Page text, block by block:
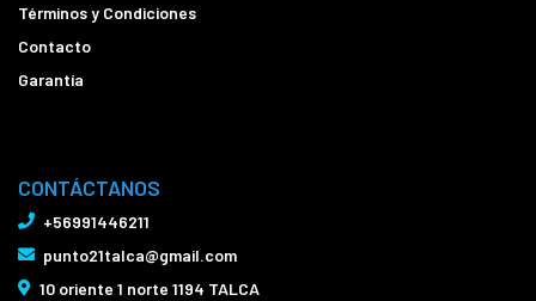
Términos y Condiciones
Contacto
Garantía
CONTÁCTANOS
+56991446211
punto21talca@gmail.com
10 oriente 1 norte 1194 TALCA